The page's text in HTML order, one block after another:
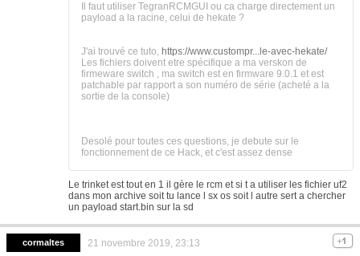
Il faut utiliser TegranRCMGUI ou ca charge directement un
payload a la racine, celui de hekate ?
J'ai trouvé ce tuto, https://www.custompr...le-avec-hekate/
Les fichiers doivent etre spécifique a ma verskon de
firmeware switch , ma switch est en firmware 9.0.1 et est
patchable par rapport a son numéro de série (acheté a la
sortie de la console)
Desolé pour toutes ces questions, je debute sur le
fonctionnement de ce Hack, et c'est assez dense
Le trinket est tout en 1 il gère le rcm et si t a utiliser les fichier uf2
dans mon archive soit tu lance l sx os soit l autre sert a chercher
un payload start.bin sur la sd
cormaltes 21 novembre 2019, 23:13